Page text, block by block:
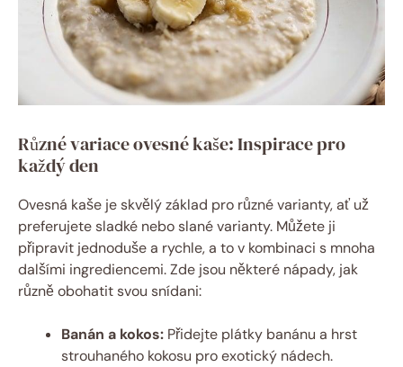
Různé variace ovesné kaše: Inspirace pro
každý den
Ovesná kaše je skvělý základ pro různé varianty, ať už
preferujete sladké nebo slané varianty. Můžete ji
připravit jednoduše a rychle, a to v kombinaci s mnoha
dalšími ingrediencemi. Zde jsou některé nápady, jak
různě obohatit svou snídani:
Banán a kokos: Přidejte plátky banánu a hrst
strouhaného kokosu pro exotický nádech.